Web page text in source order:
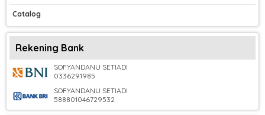
Catalog
Rekening Bank
SOFYANDANU SETIADI
0336291985
SOFYANDANU SETIADI
588801046729532